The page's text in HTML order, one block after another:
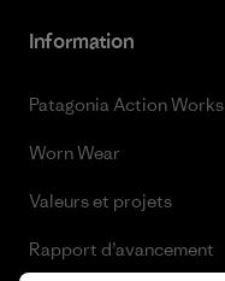
Information
Patagonia Action Works
Worn Wear
Valeurs et projets
Rapport d’avancement